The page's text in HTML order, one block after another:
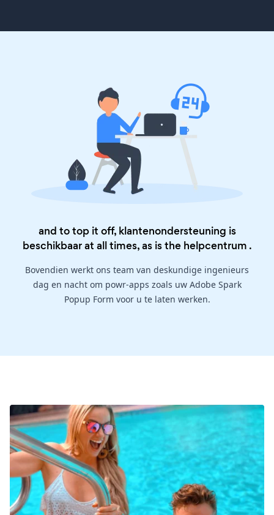
and to top it off, klantenondersteuning is
beschikbaar at all times, as is the helpcentrum .
Bovendien werkt ons team van deskundige ingenieurs
dag en nacht om powr-apps zoals uw Adobe Spark
Popup Form voor u te laten werken.